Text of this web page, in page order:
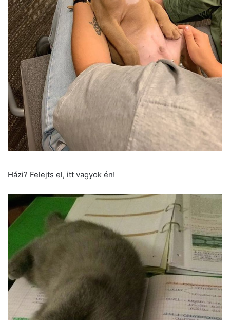
Házi? Felejts el, itt vagyok én!